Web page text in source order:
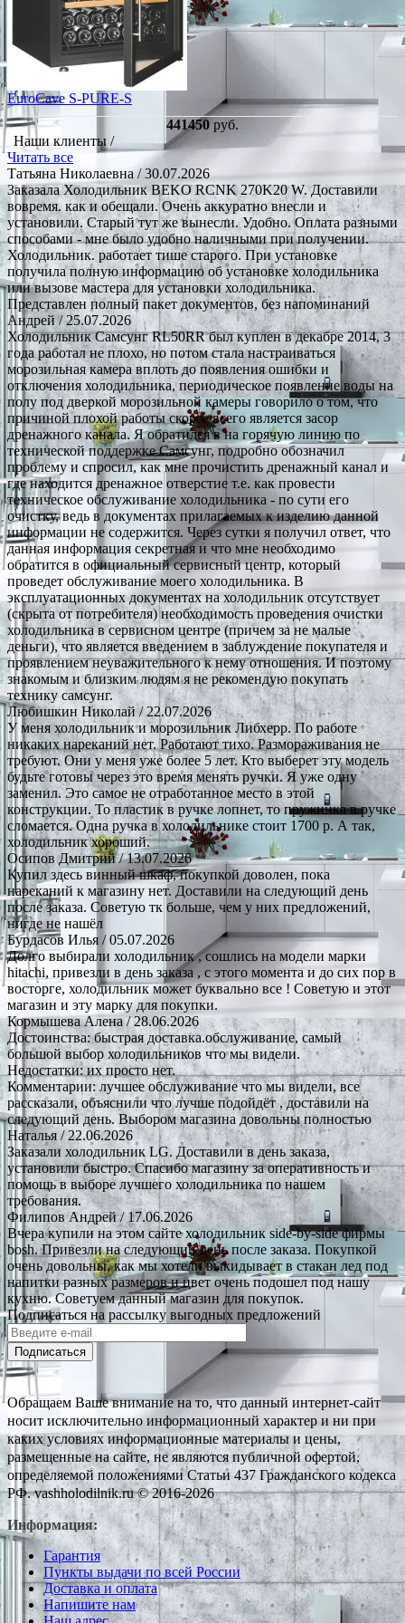
EuroCave S-PURE-S
441450 руб.
Наши клиенты /
Читать все
Татьяна Николаевна/ 30.07.2026
Заказала Холодильник BEKO RCNK 270K20 W. Доставили
вовремя. как и обещали. Очень аккуратно внесли и
установили. Старый тут же вынесли. Удобно. Оплата разными
способами - мне было удобно наличными при получении.
Холодильник. работает тише старого. При установке
получила полную информацию об установке холодильника
или вызове мастера для установки холодильника.
Представлен полный пакет документов, без напоминаний
Андрей/ 25.07.2026
Холодильник Самсунг RL50RR был куплен в декабре 2014, 3
года работал не плохо, но потом стала настраиваться
морозильная камера вплоть до появления ошибки и
отключения холодильника, периодическое появление воды на
полу под дверкой морозильной камеры говорило о том, что
причиной плохой работы скорее всего является засор
дренажного канала. Я обратился в на горячую линию по
технической поддержке Самсунг, подробно обозначил
проблему и спросил, как мне прочистить дренажный канал и
где находится дренажное отверстие т.е. как провести
техническое обслуживание холодильника - по сути его
очистку, ведь в документах прилагаемых к изделию данной
информации не содержится. Через сутки я получил ответ, что
данная информация секретная и что мне необходимо
обратится в официальный сервисный центр, который
проведет обслуживание моего холодильника. В
эксплуатационных документах на холодильник отсутствует
(скрыта от потребителя) необходимость проведения очистки
холодильника в сервисном центре (причем за не малые
деньги), что является введением в заблуждение покупателя и
проявлением неуважительного к нему отношения. И поэтому
знакомым и близким людям я не рекомендую покупать
технику самсунг.
Любишкин Николай / 22.07.2026
У меня холодильник и морозильник Либхерр. По работе
никаких нареканий нет. Работают тихо. Размораживания не
требуют. Они у меня уже более 5 лет. Кто выберет эту модель
будьте готовы через это время менять ручки. Я уже одну
заменил. Это самое не отработанное место в этой
конструкции. То пластик в ручке лопнет, то пружинка в ручке
сломается. Одна ручка в холодильнике стоит 1700 р. А так,
холодильник хороший.
Осипов Дмитрий/ 13.07.2026
Купил здесь винный шкаф, покупкой доволен, пока
нареканий к магазину нет. Доставили на следующий день
после заказа. Советую тк больше, чем у них предложений,
нигде не нашёл
Бурдасов Илья / 05.07.2026
Долго выбирали холодильник , сошлись на модели марки
hitachi, привезли в день заказа , с этого момента и до сих пор в
восторге, холодильник может буквально все ! Советую и этот
магазин и эту марку для покупки.
Кормышева Алена/ 28.06.2026
Достоинства: быстрая доставка.обслуживание, самый
большой выбор холодильников что мы видели.
Недостатки: их просто нет.
Комментарии: лучшее обслуживание что мы видели, все
рассказали, объяснили что лучше подойдёт , доставили на
следующий день. Выбором магазина довольны полностью
Наталья / 22.06.2026
Заказали холодильник LG. Доставили в день заказа,
установили быстро. Спасибо магазину за оперативность и
помощь в выборе лучшего холодильника по нашем
требования.
Филипов Андрей/ 17.06.2026
Вчера купили на этом сайте холодильник side-by-side фирмы
bosh. Привезли на следующий день после заказа. Покупкой
очень довольны, как мы хотели выкидывает в стакан лед под
напитки разных размеров и цвет очень подошел под нашу
кухню. Советуем данный магазин для покупок.
Подписаться на рассылку выгодных предложений
Подписаться
Обращаем Ваше внимание на то, что данный интернет-сайт
носит исключительно информационный характер и ни при
каких условиях информационные материалы и цены,
размещенные на сайте, не являются публичной офертой,
определяемой положениями Статьи 437 Гражданского кодекса
РФ. vashholodilnik.ru © 2016-2026
Информация:
Гарантия
Пункты выдачи по всей России
Доставка и оплата
Напишите нам